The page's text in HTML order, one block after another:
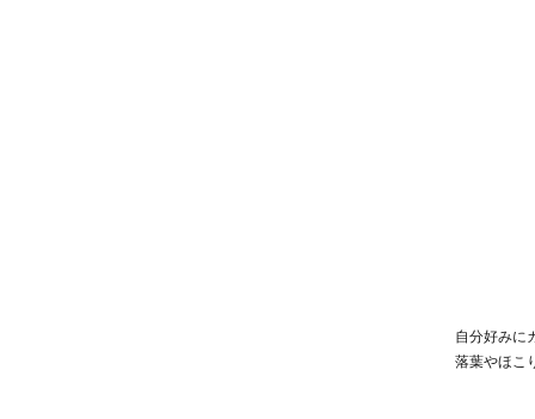
自分好みに
落葉やほこ